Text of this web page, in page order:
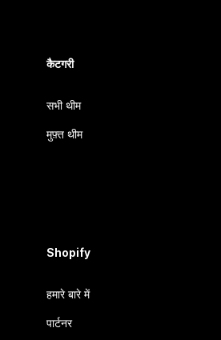
कैटगरी
सभी थीम
मुफ़्त थीम
Shopify
हमारे बारे में
पार्टनर